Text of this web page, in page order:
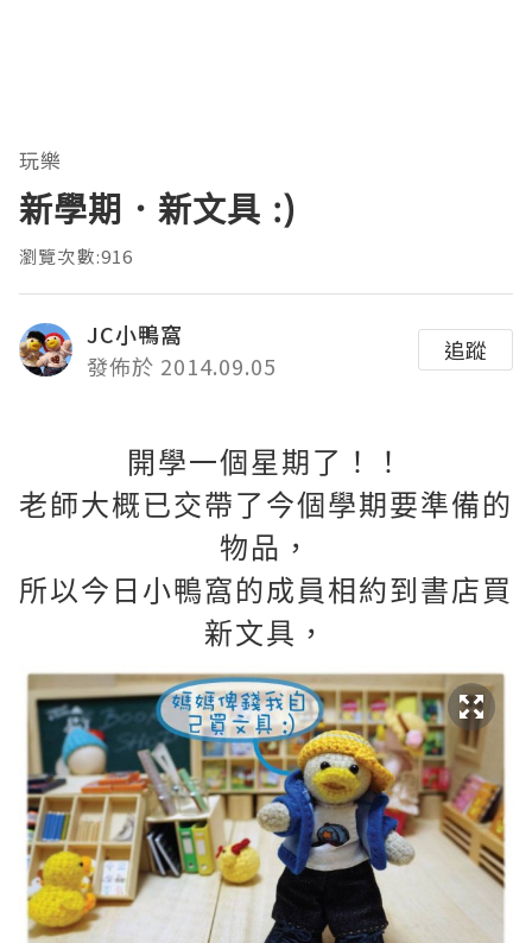
玩樂
新學期．新文具 :)
瀏覽次數:916
JC小鴨窩
發佈於 2014.09.05
追蹤
開學一個星期了！！
老師大概已交帶了今個學期要準備的
物品，
所以今日小鴨窩的成員相約到書店買
新文具，